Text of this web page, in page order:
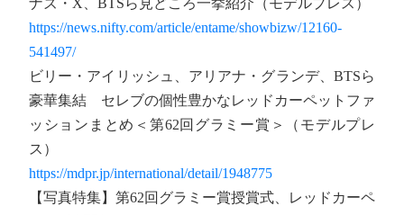
ナズ・X、BTSら見どころ一挙紹介（モデルプレス）
https://news.nifty.com/article/entame/showbizw/12160-
541497/
ビリー・アイリッシュ、アリアナ・グランデ、BTSら
豪華集結 セレブの個性豊かなレッドカーペットファ
ッションまとめ＜第62回グラミー賞＞（モデルプレ
ス）
https://mdpr.jp/international/detail/1948775
【写真特集】第62回グラミー賞授賞式、レッドカーペ